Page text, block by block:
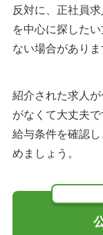
反対に、正社員
を中心に探した
ない場合がありま
紹介された求人
がなくて大丈夫
給与条件を確認
めましょう。